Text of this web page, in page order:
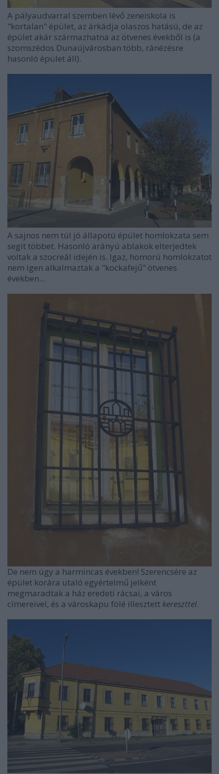
A pályaudvarral szemben lévő zeneiskola is
"kortalan" épület, az árkádja olaszos hatású, de az
épület akár származhatna az ötvenes évekből is (a
szomszédos Dunaújvárosban több, ránézésre
hasonló épület áll).
A sajnos nem túl jó állapotú épület homlokzata sem
segít többet. Hasonló arányú ablakok elterjedtek
voltak a szocreál idején is. Igaz, homorú homlokzatot
nem igen alkalmaztak a "kockafejű" ötvenes
években...
De nem úgy a harmincas években! Szerencsére az
épület korára utaló egyértelmű jelként
megmaradtak a ház eredeti rácsai, a város
címereivel, és a városkapu fölé illesztett kereszttel.